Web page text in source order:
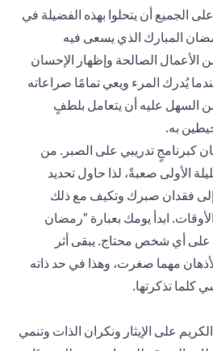
الجميع أن يتحلوا بهذه الفضيلة في
المبارك الذي يسعى فيه
الأعمال الصالحة وإظهار الإحسان
يُدرك المرء ويعي تمامًا صراعاته
السهل عليه أن يتعامل بلطفٍ
به.
كبرنامجٍ تدريبي على الصبر. من
الأولى صعبةً، لذا حاول تحديد
إلى فقدان صبرك وتكيف مع ذلك
ابدأ يومك بعبارة "رمضان
أي شخص محتاج. يبقى أثر
مهما صغرت، وهذا في حد ذاته
تذكرتها.
على الإيثار ونكران الذات وتنمي